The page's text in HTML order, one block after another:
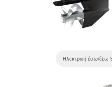
Ηλεκτρική έσω/έξω